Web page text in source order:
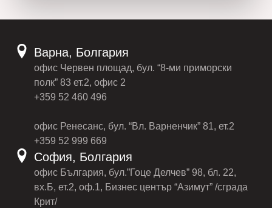
Варна, Болгария
офис Червен площад, бул. “8-ми приморски
полк” 83 ет.2, офис 2
+359 52 460 496
офис Ренесанс, бул. “Вл. Варненчик” 81, ет.2
+359 52 999 669
София, Болгария
офис България, бул.”Гоце Делчев” 98, бл. 22,
вх.Б, ет.2, оф.1, Бизнес център “Азимут” /сграда
Крит/